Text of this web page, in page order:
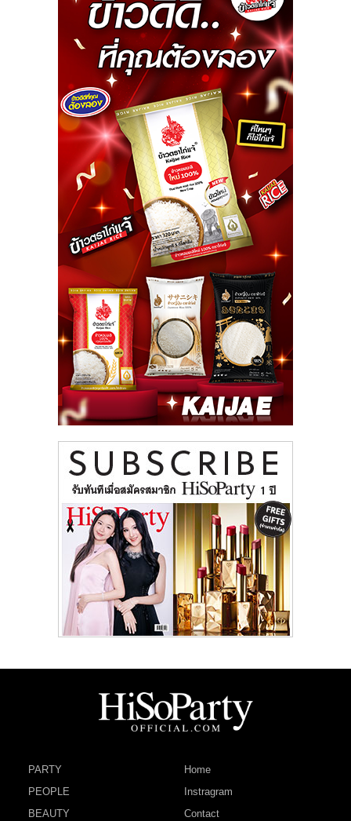
PARTY
PEOPLE
BEAUTY
Home
Instragram
Contact